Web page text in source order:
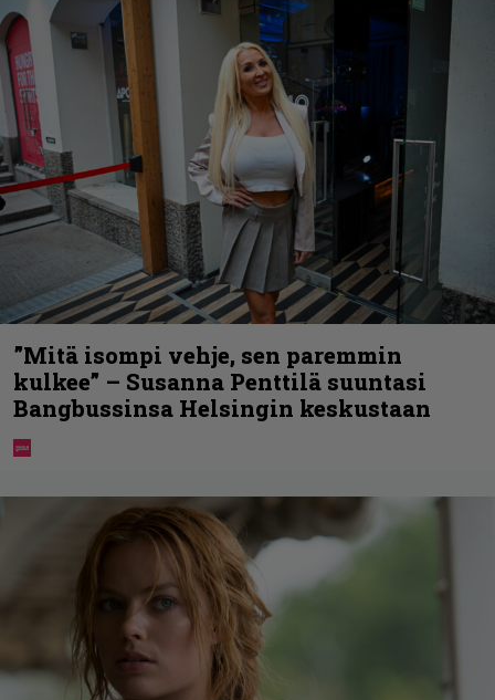
”Mitä isompi vehje, sen paremmin
kulkee” – Susanna Penttilä suuntasi
Bangbussinsa Helsingin keskustaan